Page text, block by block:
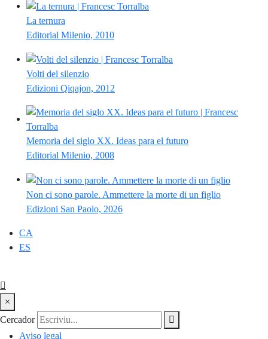
La ternura
Editorial Milenio, 2010
Volti del silenzio
Edizioni Qiqajon, 2012
Memoria del siglo XX. Ideas para el futuro
Editorial Milenio, 2008
Non ci sono parole. Ammettere la morte di un figlio
Edizioni San Paolo, 2026
CA
ES
×
Cercador
Aviso legal